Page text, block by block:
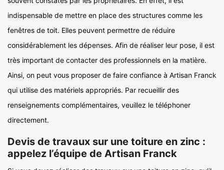
indispensable de mettre en place des structures comme les
fenêtres de toit. Elles peuvent permettre de réduire
considérablement les dépenses. Afin de réaliser leur pose, il est
très important de contacter des professionnels en la matière.
Ainsi, on peut vous proposer de faire confiance à Artisan Franck
qui utilise des matériels appropriés. Par recueillir des
renseignements complémentaires, veuillez le téléphoner
directement.
Devis de travaux sur une toiture en zinc :
appelez l’équipe de Artisan Franck